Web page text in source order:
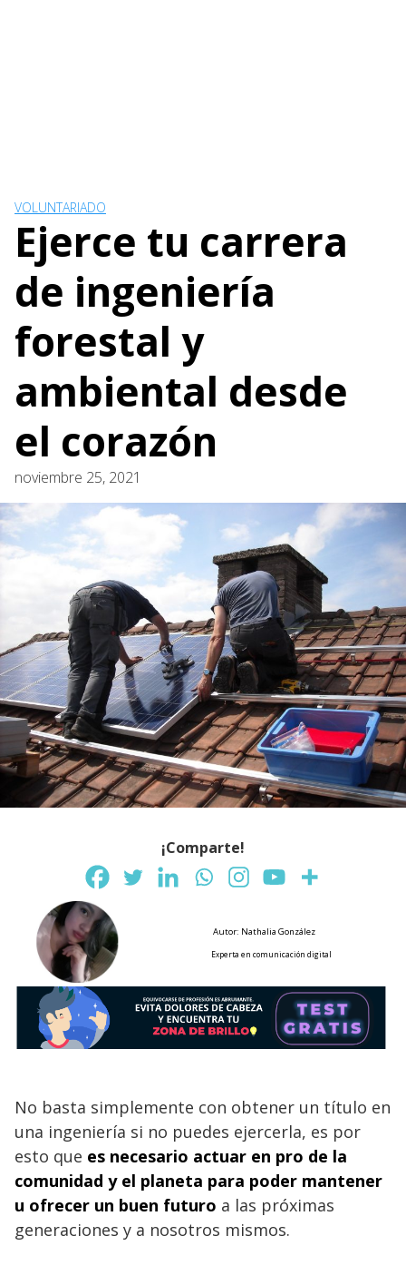
VOLUNTARIADO
Ejerce tu carrera
de ingeniería
forestal y
ambiental desde
el corazón
noviembre 25, 2021
¡Comparte!
Autor: Nathalia González
Experta en comunicación digital
No basta simplemente con obtener un título en
una ingeniería si no puedes ejercerla, es por
esto que es necesario actuar en pro de la
comunidad y el planeta para poder mantener
u ofrecer un buen futuro a las próximas
generaciones y a nosotros mismos.